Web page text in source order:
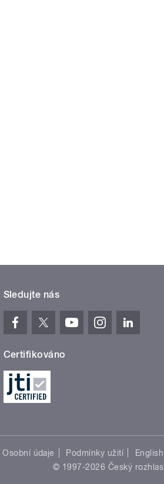
Sledujte nás
Certifikováno
Osobní údaje Podmínky užití
English
© 1997-2026 Český rozhlas